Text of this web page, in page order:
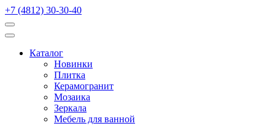
+7 (4812) 30-30-40
Каталог
Новинки
Плитка
Керамогранит
Мозаика
Зеркала
Мебель для ванной